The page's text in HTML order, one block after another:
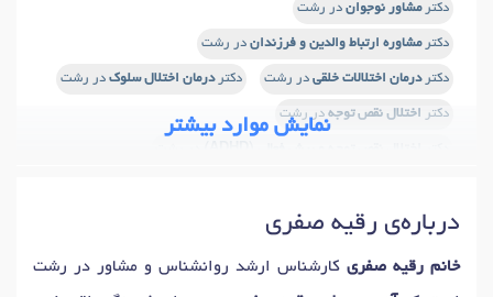
دکترمشاور نوجوان در رشت
دکترمشاوره ارتباط والدین و فرزندان در رشت
دکتردرمان اختلالات خلقی در رشت دکتردرمان اختلال سلوک در رشت
دکتر اختلال نقص توجه در رشت
دکتراختلال وسواسدر رشت
آموزش مهارتهای ارتباطی
نمایش موارد بیشتر
درباره‌ی رقیه صفری
خانم رقیه صفری کارشناس ارشد روانشناس و مشاور در رشت